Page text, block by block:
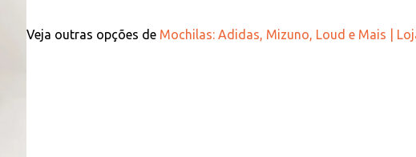
Veja outras opções de Mochilas: Adidas, Mizuno, Loud e Mais |